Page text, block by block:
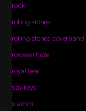
rock
rolling stones
rolling stones coverband
rowwen heze
royal beat
say keys
slamm